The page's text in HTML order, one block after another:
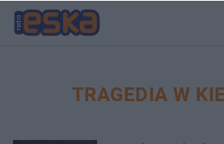
TRAGEDIA W